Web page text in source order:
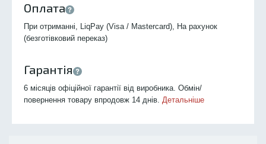
Оплата
При отриманні, LiqPay (Visa / Mastercard), На рахунок
(безготівковий переказ)
Гарантія
6 місяців офіційної гарантії від виробника. Обмін/
повернення товару впродовж 14 днів. Детальніше